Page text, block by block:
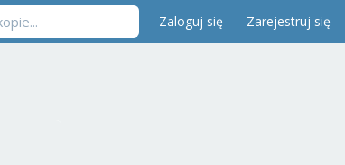
Zaloguj się Zarejestruj się